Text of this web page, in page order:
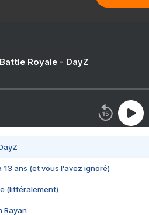
Royale - DayZ
13 ans (et vous l'avez ignoré)
(littéralement)
Rayan